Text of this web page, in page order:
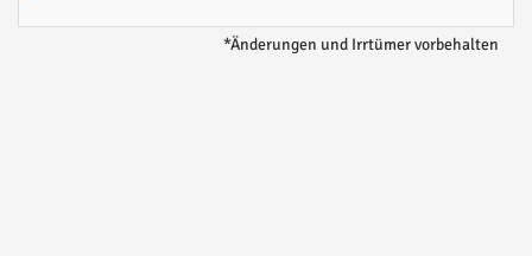
*Änderungen und Irrtümer vorbehalten